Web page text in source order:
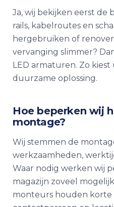
Ja, wij bekijken eerst de
rails, kabelroutes en
hergebruiken of
vervanging slimmer?
LED armaturen. Zo
duurzame oplossing.
Hoe beperken wij
montage?
Wij stemmen de
werkzaamheden,
Waar nodig werken wij
magazijn zoveel
monteurs houden